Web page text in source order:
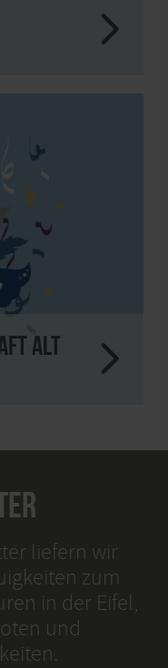
alt
liefern wir
zum
in der Eifel,
und